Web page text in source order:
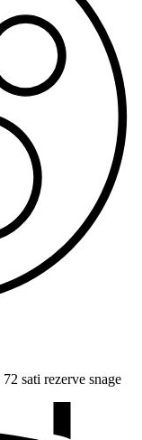
72 sati rezerve snage